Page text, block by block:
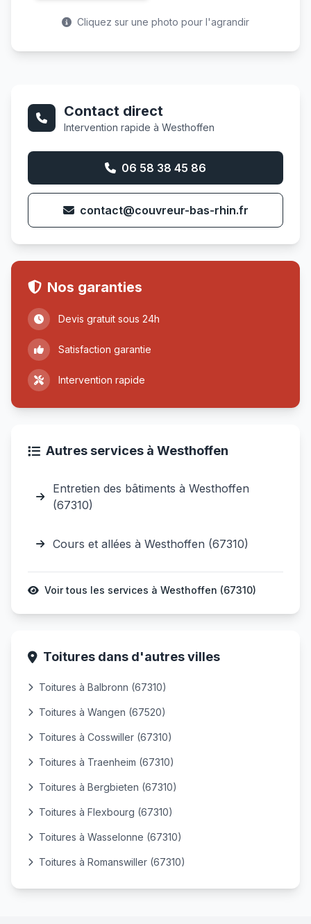
Cliquez sur une photo pour l'agrandir
Contact direct
Intervention rapide à Westhoffen
06 58 38 45 86
contact@couvreur-bas-rhin.fr
Nos garanties
Devis gratuit sous 24h
Satisfaction garantie
Intervention rapide
Autres services à Westhoffen
Entretien des bâtiments à Westhoffen
(67310)
Cours et allées à Westhoffen (67310)
Voir tous les services à Westhoffen (67310)
Toitures dans d'autres villes
Toitures à Balbronn (67310)
Toitures à Wangen (67520)
Toitures à Cosswiller (67310)
Toitures à Traenheim (67310)
Toitures à Bergbieten (67310)
Toitures à Flexbourg (67310)
Toitures à Wasselonne (67310)
Toitures à Romanswiller (67310)